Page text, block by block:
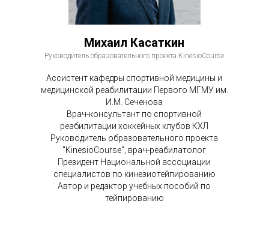
Михаил Касаткин
Руководитель образовательного проекта KinesioCourse
Ассистент кафедры спортивной медицины и
медицинской реабилитации Первого МГМУ им.
И.М. Сеченова
Врач-консультант по спортивной
реабилитации хоккейных клубов КХЛ
Руководитель образовательного проекта
"KinesioCourse", врач-реабилатолог
Президент Национальной ассоциации
специалистов по кинезиотейпированию
Автор и редактор учебных пособий по
тейпированию